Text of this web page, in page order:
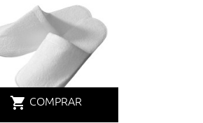
shopping_cart COMPRAR